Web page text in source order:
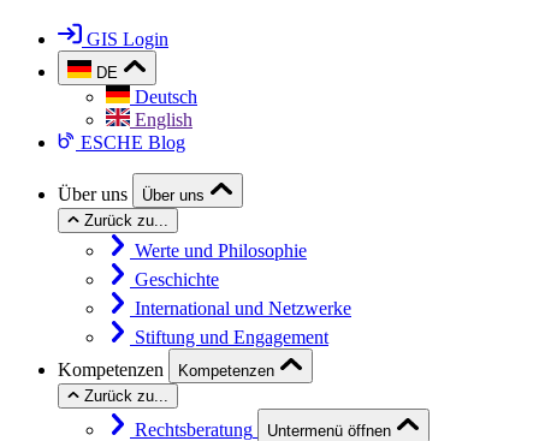
GIS Login
DE
Deutsch
English
ESCHE Blog
Über uns
Über uns
Zurück zu...
Werte und Philosophie
Geschichte
International und Netzwerke
Stiftung und Engagement
Kompetenzen
Kompetenzen
Zurück zu...
Rechtsberatung
Untermenü öffnen